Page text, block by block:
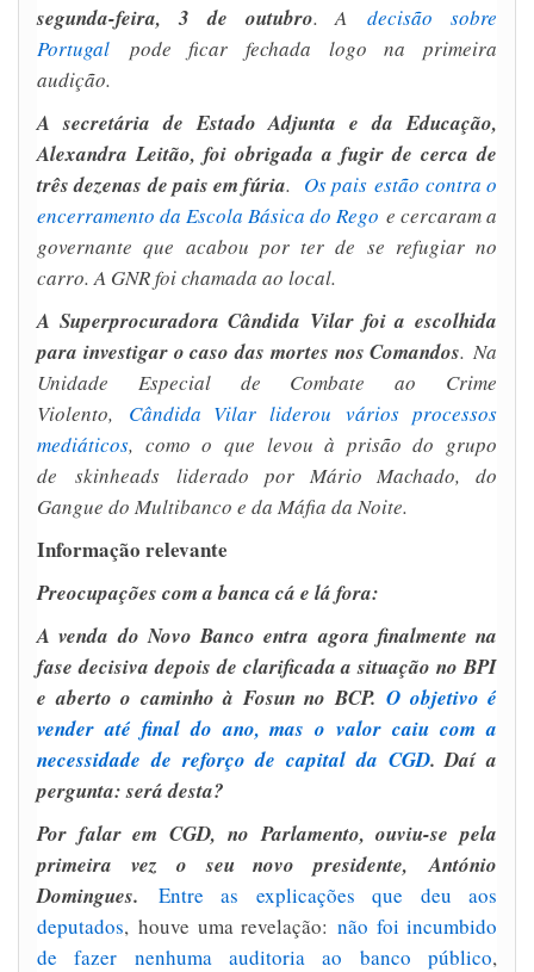
segunda-feira, 3 de outubro. Adecisão sobre
Portugal pode ficar fechada logo na primeira
audição.
A secretária de Estado Adjunta e da Educação,
Alexandra Leitão, foi obrigada a fugir de cerca de
três dezenas de pais em fúria. Os pais estão contra o
encerramento da Escola Básica do Rego e cercaram a
governante que acabou por ter de se refugiar no
carro. A GNR foi chamada ao local.
A Superprocuradora Cândida Vilar foi a escolhida
para investigar o caso das mortes nos Comandos. Na
Unidade Especial de Combate ao Crime
Violento, Cândida Vilar liderou vários processos
mediáticos, como o que levou à prisão do grupo
de skinheadsliderado por Mário Machado, do
Gangue do Multibanco e da Máfia da Noite.
Informação relevante
Preocupações com a banca cá e lá fora:
A venda do Novo Banco entra agora finalmente na
fase decisiva depois de clarificada a situação no BPI
e aberto o caminho à Fosun no BCP. O objetivo é
vender até final do ano, mas o valor caiu com a
necessidade de reforço de capital da CGD. Daí a
pergunta: será desta?
Por falar em CGD, no Parlamento, ouviu-se pela
primeira vez o seu novo presidente,
António
Domingues. Entre as explicações que deu aos
deputados, houve uma revelação:não foi incumbido
de fazer nenhuma auditoria ao banco público,